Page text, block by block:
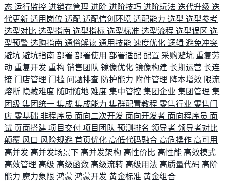
态 运行监控 进销存管理 进阶 进阶技巧 进阶玩法 迭代升级 迭
代更新 适用岗位 适配 适配信创环境 适配能力 选型 选型参考
选型对比 选型指南 选型指标 选型标准 选型流程 选型误区 选
型预警 选购指南 通俗解读 通用技能 速度优化 逻辑 避免冲突
避坑 避坑指南 部署 部署使用 部署适配 配置 采购避坑 重复劳
动 重复开发 重构 销售团队 镜像优化 镜像构建 长期运营 长连
接 门店管理 门槛 问题排查 防护能力 附件管理 降本增效 限流
熔断 隐藏难度 随时随地 难度 集中管控 集团企业 集团管理 集
团级 集团统一 集成 集成能力 集群配置教程 零售行业 零售门
店 零基础 非程序员 面向二次开发 面向开发者 面向程序员 面
试 页面搭建 项目交付 项目团队 预测排名 领导者 领导者对比
颠覆 风口 风险规避 首页优化 高低代码融合 高危操作 高可用
高并发 高并发场景下 高并发架构 高性价比 高性能 高效模式
高效管理 高级 高级函数 高级流转 高级用法 高质量代码 高阶
能力 魔力象限 鸿蒙 鸿蒙开发 黄金标准 黄金组合